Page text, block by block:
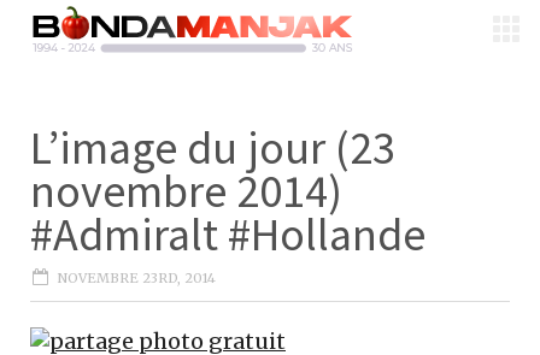
L’image du jour (23
novembre 2014)
#Admiralt #Hollande
NOVEMBRE 23RD, 2014